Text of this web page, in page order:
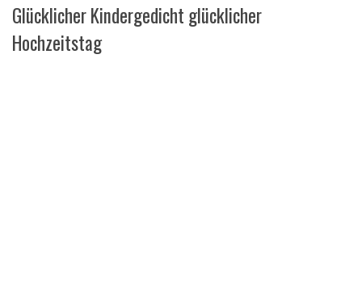
Glücklicher Kindergedicht glücklicher
Hochzeitstag